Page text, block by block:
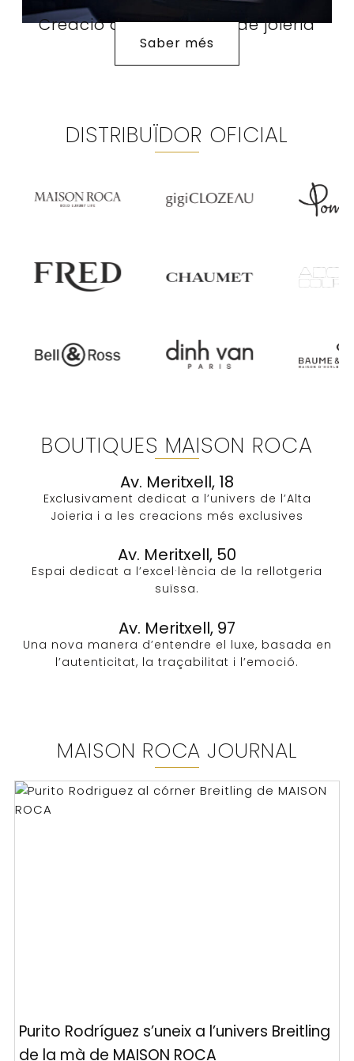
Creació de joies i taller de joieria
Saber més
DISTRIBUÏDOR OFICIAL
BOUTIQUES MAISON ROCA
Av. Meritxell, 18
Exclusivament dedicat a l’univers de l’Alta
Joieria i a les creacions més exclusives​
Av. Meritxell, 50
Espai dedicat a l’excel·lència de la rellotgeria
suïssa.
Av. Meritxell, 97
Una nova manera d’entendre el luxe, basada en
l’autenticitat, la traçabilitat i l’emoció.
MAISON ROCA JOURNAL
Purito Rodríguez s’uneix a l’univers Breitling
de la mà de MAISON ROCA